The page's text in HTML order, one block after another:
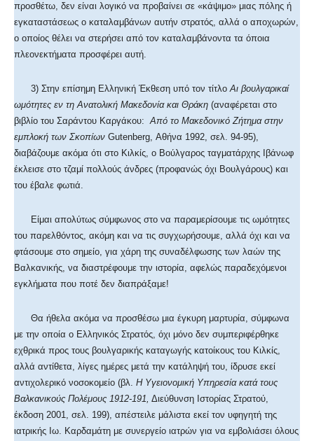
προσθέτω, δεν είναι λογικό να προβαίνει σε «κάψιμο» μιας πόλης ή
εγκαταστάσεως ο καταλαμβάνων αυτήν στρατός, αλλά ο αποχωρών,
ο οποίος θέλει να στερήσει από τον καταλαμβάνοντα τα όποια
πλεονεκτήματα προσφέρει αυτή.
3) Στην επίσημη Ελληνική Έκθεση υπό τον τίτλοΑι βουλγαρικαί
ωμότητες εν τη Ανατολική Μακεδονία και Θράκη (αναφέρεται στο
βιβλίο του Σαράντου Καργάκου: Από το Μακεδονικό Ζήτημα στην
εμπλοκή των Σκοπίων Gutenberg, Aθήνα 1992, σελ. 94-95),
διαβάζουμε ακόμα ότι στο Κιλκίς, ο Βούλγαρος ταγματάρχης Ιβάνωφ
έκλεισε στο τζαμί πολλούς άνδρες (προφανώς όχι Βουλγάρους) και
του έβαλε φωτιά.
Είμαι απολύτως σύμφωνος στο να παραμερίσουμε τις ωμότητες
του παρελθόντος, ακόμη και να τις συγχωρήσουμε, αλλά όχι και να
φτάσουμε στο σημείο, για χάρη της συναδέλφωσης των λαών της
Βαλκανικής, να διαστρέφουμε την ιστορία, αφελώς παραδεχόμενοι
εγκλήματα που ποτέ δεν διαπράξαμε!
Θα ήθελα ακόμα να προσθέσω μια έγκυρη μαρτυρία, σύμφωνα
με την οποία ο Ελληνικός Στρατός, όχι μόνο δεν συμπεριφέρθηκε
εχθρικά προς τους βουλγαρικής καταγωγής κατοίκους του Κιλκίς,
αλλά αντίθετα, λίγες ημέρες μετά την κατάληψή του, ίδρυσε εκεί
αντιχολερικό νοσοκομείο (βλ. Η Υγειονομική Υπηρεσία κατά τους
Βαλκανικούς Πολέμους 1912-191, Διεύθυνση Ιστορίας Στρατού,
έκδοση 2001, σελ. 199), απέστειλε μάλιστα εκεί τον υφηγητή της
ιατρικής Ιω. Καρδαμάτη με συνεργείο ιατρών για να εμβολιάσει όλους